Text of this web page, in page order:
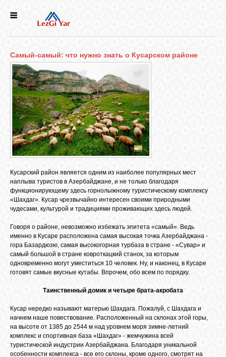
СЕЛА
ИСТОРИЯ
КУЛЬТУРА
ГОЛОС
НАРОДЫ
БИБЛИОТЕКА
ФОТО
Самый-самый: что нужно знать о Кусарском районе
Кусарский район является одним из наиболее популярных мест
наплыва туристов в Азербайджане, и не только благодаря
функционирующему здесь горнолыжному туристическому комплексу
«Шахдаг». Кусар чрезвычайно интересен своими природными
чудесами, культурой и традициями проживающих здесь людей.
Говоря о районе, невозможно избежать эпитета «самый». Ведь
именно в Кусаре расположена самая высокая точка Азербайджана -
гора Базардюзю, самая высокогорная турбаза в стране - «Сувар» и
самый большой в стране ковроткацкий станок, за которым
одновременно могут уместиться 10 человек. Ну, и наконец, в Кусаре
готовят самые вкусные кутабы. Впрочем, обо всем по порядку.
Таинственный домик и четыре брата-акробата
Кусар нередко называют матерью Шахдага. Пожалуй, с Шахдага и
начнем наше повествование. Расположенный на склонах этой горы,
на высоте от 1385 до 2544 м над уровнем моря зимне-летний
комплекс и спортивная база «Шахдаг» - жемчужина всей
туристической индустрии Азербайджана. Благодаря уникальной
особенности комплекса - все его склоны, кроме одного, смотрят на